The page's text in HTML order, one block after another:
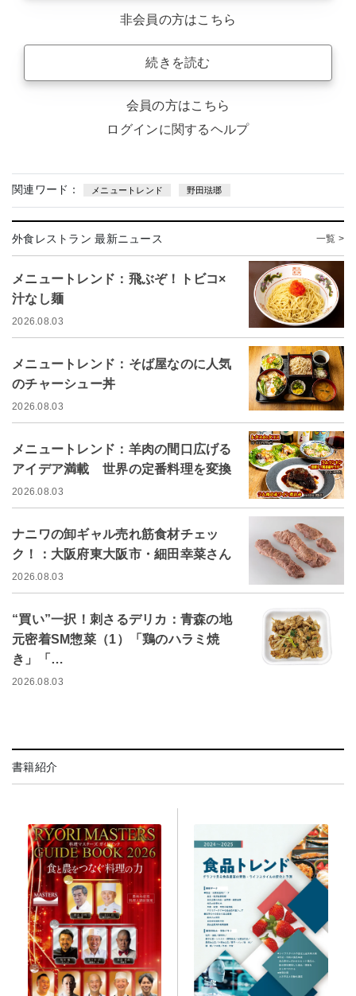
非会員の方はこちら
続きを読む
会員の方はこちら
ログインに関するヘルプ
関連ワード： メニュートレンド 野田琺瑯
外食レストラン 最新ニュース 一覧 >
メニュートレンド：飛ぶぞ！トビコ×
汁なし麺
2026.08.03
メニュートレンド：そば屋なのに人気
のチャーシュー丼
2026.08.03
メニュートレンド：羊肉の間口広げる
アイデア満載 世界の定番料理を変換
2026.08.03
ナニワの卸ギャル売れ筋食材チェッ
ク！：大阪府東大阪市・細田幸菜さん
2026.08.03
“買い”一択！刺さるデリカ：青森の地
元密着SM惣菜（1）「鶏のハラミ焼
き」「…
2026.08.03
書籍紹介